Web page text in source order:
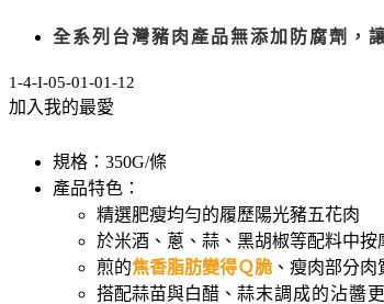
全系列台灣豬肉產品無添加防腐劑，
1-4-I-05-01-01-12
加入我的最愛
規格：350G/條
產品特色：
精選肥瘦均勻的履歷陽光豬五花肉
於米酒、蔥、蒜、黑胡椒等配料中按
煎的焦香脂肪變得Ｑ脆 、瘦肉部分肉
搭配蒜苗與白醋、 蒜末調成的沾醬